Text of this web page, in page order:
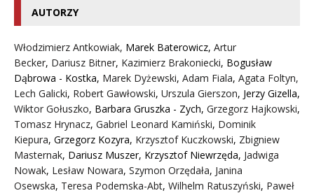
AUTORZY
Włodzimierz Antkowiak, Marek Baterowicz, Artur
Becker, Dariusz Bitner, Kazimierz Brakoniecki, Bogusław
Dąbrowa - Kostka, Marek Dyżewski, Adam Fiala, Agata Foltyn,
Lech Galicki, Robert Gawłowski, Urszula Gierszon, Jerzy Gizella,
Wiktor Gołuszko, Barbara Gruszka - Zych, Grzegorz Hajkowski,
Tomasz Hrynacz, Gabriel Leonard Kamiński, Dominik
Kiepura, Grzegorz Kozyra, Krzysztof Kuczkowski, Zbigniew
Masternak, Dariusz Muszer, Krzysztof Niewrzęda, Jadwiga
Nowak, Lesław Nowara, Szymon Orzędała, Janina
Osewska, Teresa Podemska-Abt, Wilhelm Ratuszyński, Paweł